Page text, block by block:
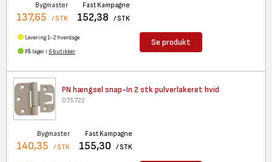
Bygmaster
137,65 / STK
Fast Kampagne
152,38 / STK
Levering 1-2 hverdage
På lager i 6 butikker
Se produkt
PN hængsel snap-In 2 stkpulverlakeret hvid
075722
Bygmaster
140,35 / STK
Fast Kampagne
155,30 / STK